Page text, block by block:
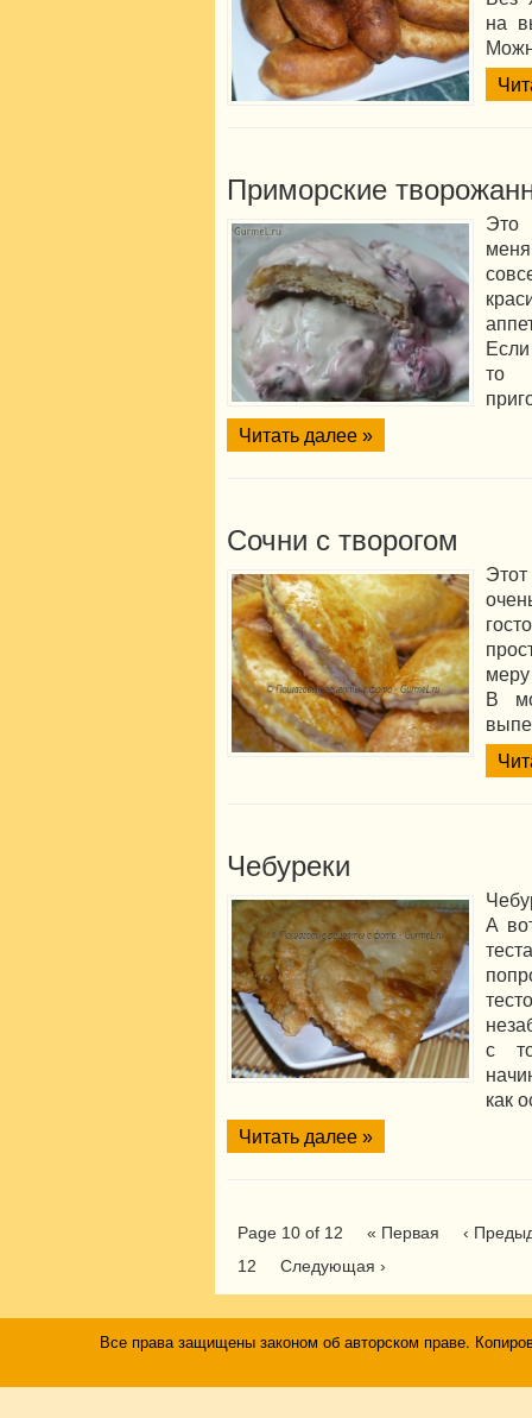
на
Приморские
Это
то
Читать далее »
Сочни с творогом
В
Чебуреки
А
с
как
Читать далее »
Page 10 of 12 « Первая
‹
12
Следующая ›
Все права защищены законом об авторском праве.